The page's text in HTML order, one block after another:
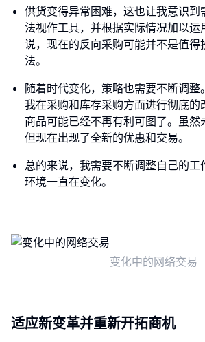
供货变得异常困难，这也让我意识到
法视作工具，并根据实际情况加以运
说，现在的反向采购可能并不是值得
法。
随着时代变化，策略也需要不断调整
我在采购和库存采购方面进行彻底的
商品可能已经不再有利可图了。虽然
但现在出现了全新的优惠和交易。
总的来说，我需要不断调整自己的工
环境一直在变化。
变化中的网络交易
适应新变革并重新开拓商机